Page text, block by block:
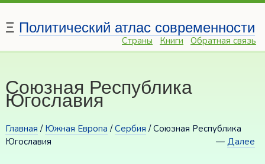
Ξ Политический атлас современности
Страны Книги Обратная связь
Союзная Республика
Югославия
Главная / Южная Европа /Сербия / Союзная Республика
Югославия
—Далее